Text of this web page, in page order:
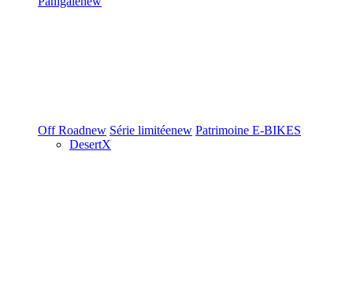
Off Roadnew Série limitéenew Patrimoine E-BIKES
DesertX